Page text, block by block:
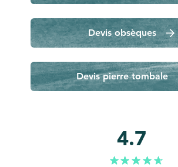
Devis obsèques
Devis pierre tombale
4.7